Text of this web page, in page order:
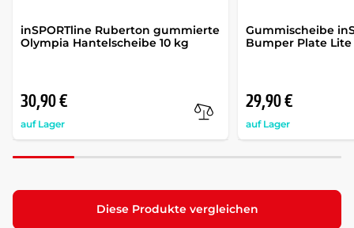
inSPORTline Ruberton gummierte
Olympia Hantelscheibe 10 kg
30,90 €
auf Lager
Gummischeibe
Bumper Plate Lite
29,90 €
auf Lager
Diese Produkte vergleichen